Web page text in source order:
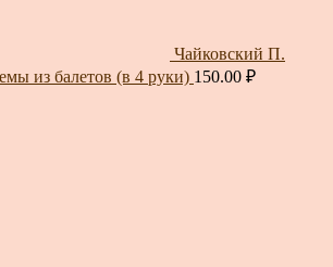
Чайковский П.
из балетов (в 4 руки) 150.00 ₽